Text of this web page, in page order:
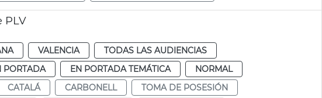
PLV
VALENCIA
TODAS LAS AUDIENCIAS
PORTADA EN PORTADA TEMÁTICA
NORMAL
CATALÁ CARBONELL
TOMA DE POSESIÓN